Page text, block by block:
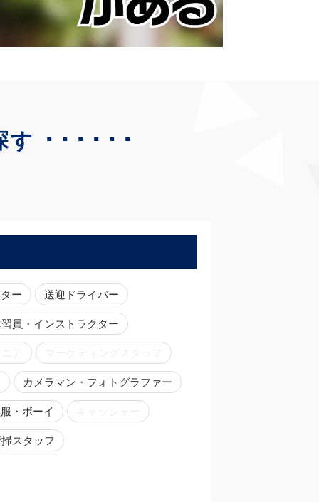
す ･･････
ー 送迎ドライバー
員・インストラクター
カメラマン・フォトグラファー
・ボーイ
スタッフ